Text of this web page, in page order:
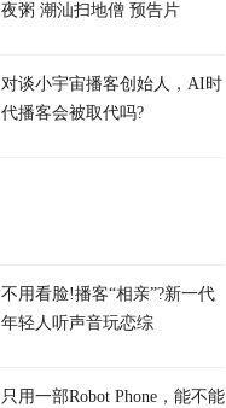
夜粥 潮汕扫地僧 预告片
对谈小宇宙播客创始人，AI时
代播客会被取代吗?
不用看脸!播客“相亲”?新一代
年轻人听声音玩恋综
只用一部Robot Phone，能不能